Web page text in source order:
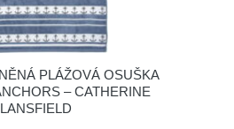
PLÁŽOVÁ OSUŠKA
– CATHERINE
LANSFIELD